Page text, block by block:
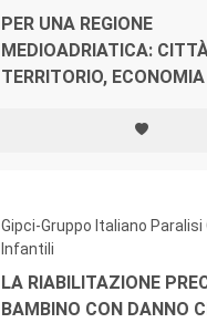
PER UNA REGIONE
MEDIOADRIATICA:
TERRITORIO, ECONOMIA
Gipci-Gruppo Italiano Paralisi
Infantili
LA RIABILITAZIONE
BAMBINO CON DANNO